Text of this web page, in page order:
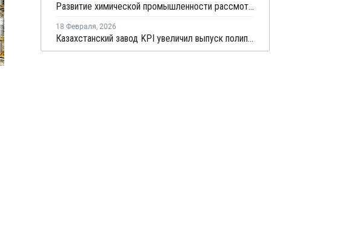
Развитие химической промышленности рассмотрели в правительстве Казахстана
18 Февраля, 2026
Казахстанский завод KPI увеличил выпуск полипропилена на 71% в 2025 году